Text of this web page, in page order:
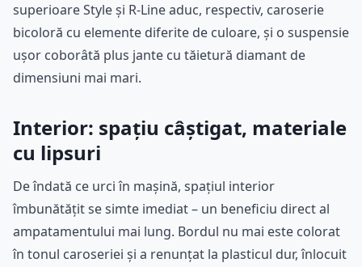
superioare Style și R-Line aduc, respectiv, caroserie
bicoloră cu elemente diferite de culoare, și o suspensie
ușor coborâtă plus jante cu tăietură diamant de
dimensiuni mai mari.
Interior: spațiu câștigat, materiale
cu lipsuri
De îndată ce urci în mașină, spațiul interior
îmbunătățit se simte imediat – un beneficiu direct al
ampatamentului mai lung. Bordul nu mai este colorat
în tonul caroseriei și a renunțat la plasticul dur, înlocuit